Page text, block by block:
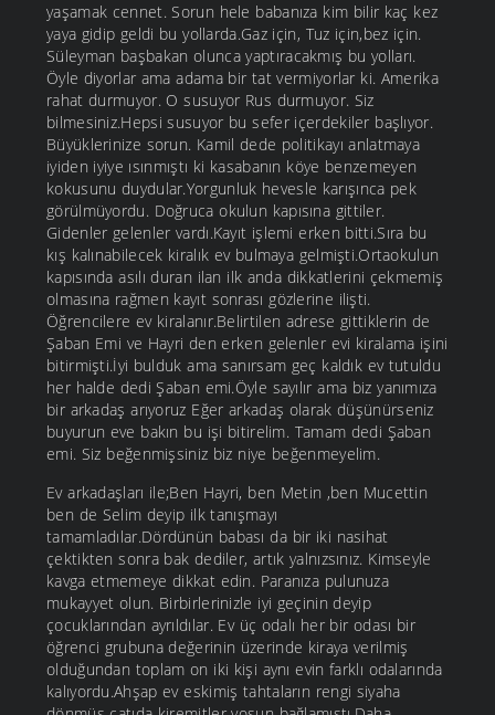
yaşamak cennet. Sorun hele babanıza kim bilir kaç kez
yaya gidip geldi bu yollarda.Gaz için, Tuz için,bez için.
Süleyman başbakan olunca yaptıracakmış bu yolları.
Öyle diyorlar ama adama bir tat vermiyorlar ki. Amerika
rahat durmuyor. O susuyor Rus durmuyor. Siz
bilmesiniz.Hepsi susuyor bu sefer içerdekiler başlıyor.
Büyüklerinize sorun. Kamil dede politikayı anlatmaya
iyiden iyiye ısınmıştı ki kasabanın köye benzemeyen
kokusunu duydular.Yorgunluk hevesle karışınca pek
görülmüyordu. Doğruca okulun kapısına gittiler.
Gidenler gelenler vardı.Kayıt işlemi erken bitti.Sıra bu
kış kalınabilecek kiralık ev bulmaya gelmişti.Ortaokulun
kapısında asılı duran ilan ilk anda dikkatlerini çekmemiş
olmasına rağmen kayıt sonrası gözlerine ilişti.
Öğrencilere ev kiralanır.Belirtilen adrese gittiklerin de
Şaban Emi ve Hayri den erken gelenler evi kiralama işini
bitirmişti.İyi bulduk ama sanırsam geç kaldık ev tutuldu
her halde dedi Şaban emi.Öyle sayılır ama biz yanımıza
bir arkadaş arıyoruz Eğer arkadaş olarak düşünürseniz
buyurun eve bakın bu işi bitirelim. Tamam dedi Şaban
emi. Siz beğenmişsiniz biz niye beğenmeyelim.
Ev arkadaşları ile;Ben Hayri, ben Metin ,ben Mucettin
ben de Selim deyip ilk tanışmayı
tamamladılar.Dördünün babası da bir iki nasihat
çektikten sonra bak dediler, artık yalnızsınız. Kimseyle
kavga etmemeye dikkat edin. Paranıza pulunuza
mukayyet olun. Birbirlerinizle iyi geçinin deyip
çocuklarından ayrıldılar. Ev üç odalı her bir odası bir
öğrenci grubuna değerinin üzerinde kiraya verilmiş
olduğundan toplam on iki kişi aynı evin farklı odalarında
kalıyordu.Ahşap ev eskimiş tahtaların rengi siyaha